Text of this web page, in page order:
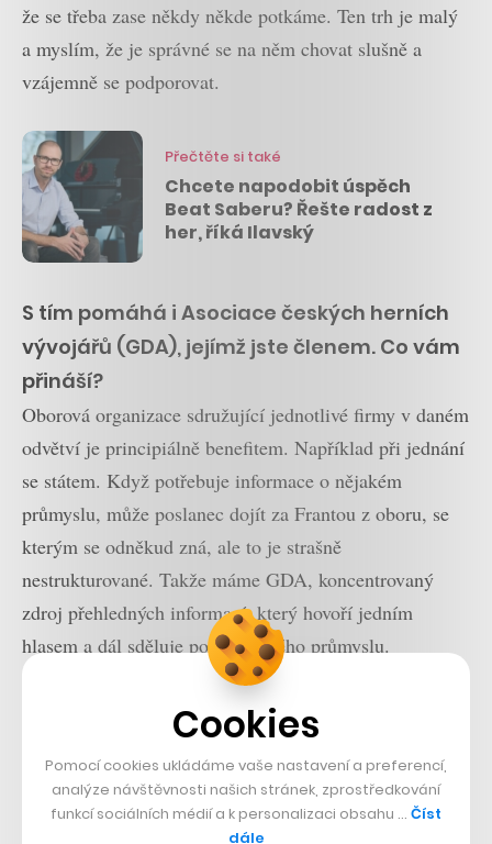
že se třeba zase někdy někde potkáme. Ten trh je malý
a myslím, že je správné se na něm chovat slušně a
vzájemně se podporovat.
Přečtěte si také
Chcete napodobit úspěch
Beat Saberu? Řešte radost z
her, říká Ilavský
S tím pomáhá i Asociace českých herních
vývojářů (GDA), jejímž jste členem. Co vám
přináší?
Oborová organizace sdružující jednotlivé firmy v daném
odvětví je principiálně benefitem. Například při jednání
se státem. Když potřebuje informace o nějakém
průmyslu, může poslanec dojít za Frantou z oboru, se
kterým se odněkud zná, ale to je strašně
nestrukturované. Takže máme GDA, koncentrovaný
zdroj přehledných informací, který hovoří jedním
hlasem a dál sděluje potřeby celého průmyslu.
Od velkého sdružení vývojářů ale zpátky do
Warhorse Studios. Vy jste CEO firmy, ve
vedení vás doplňují Martin Klíma coby
hlavní producent a Daniel Vávra jako
Cookies
Pomocí cookies ukládáme vaše nastavení a preferencí,
analýze návštěvnosti našich stránek, zprostředkování
funkcí sociálních médií a k personalizaci obsahu … Číst
dále